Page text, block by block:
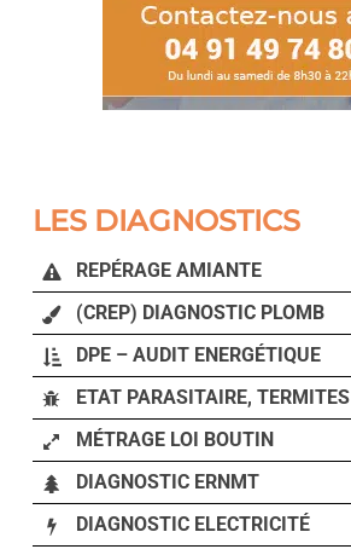
LES DIAGNOSTICS
REPÉRAGE AMIANTE
(CREP) DIAGNOSTIC PLOMB
DPE – AUDIT ENERGÉTIQUE
ETAT PARASITAIRE, TERMITES
MÉTRAGE LOI BOUTIN
DIAGNOSTIC ERNMT
DIAGNOSTIC ELECTRICITÉ